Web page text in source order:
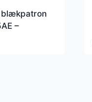
blækpatron
–